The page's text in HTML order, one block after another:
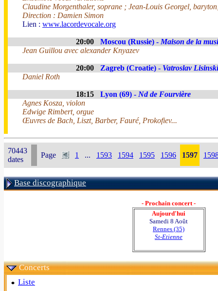
Claudine Morgenthaler, soprane ; Jean-Louis Georgel,
Direction : Damien Simon
Lien : www.lacordevocale.org
20:00 Moscou (Russie) - Maison de la
Jean Guillou avec alexander Knyazev
20:00 Zagreb (Croatie) - Vatroslav
Daniel Roth
18:15 Lyon (69) - Nd de Fourvière
Agnes Kosza, violon
Edwige Rimbert, orgue
Œuvres de Bach, Liszt, Barber, Fauré, Prokofiev...
70443
dates
Page 1 ... 1593 1594 1595 1596 1597
Base discographique
- Prochain concert -
Aujourd'hui
Samedi 8 Août
Rennes (35)
St-Etienne
Concerts
Liste